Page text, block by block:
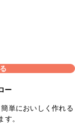
ー
単においしく作れる
。